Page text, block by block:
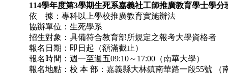
114學年度第3學期生死系嘉義社工師推廣教育學士學分
依 據：專科以上學校推廣教育實施辦法
協辦單位：生死學系
招生對象：具備符合教育部所規定之報考大學資格者
報名日期：即日起（額滿截止）
報名時間：週一至週五09:10～17:00（南華大學）
報名地點：校 本 部：嘉義縣大林鎮南華路一段55號 （